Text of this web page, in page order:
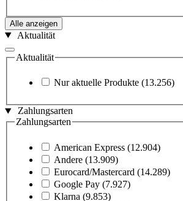
Alle anzeigen
Aktualität
Aktualität
Nur aktuelle Produkte (13.256)
Zahlungsarten
Zahlungsarten
American Express (12.904)
Andere (13.909)
Eurocard/Mastercard (14.289)
Google Pay (7.927)
Klarna (9.853)